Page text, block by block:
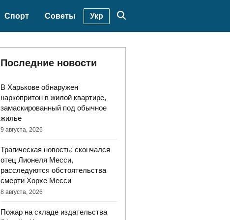
Спорт Советы Укр
Последние новости
В Харькове обнаружен
наркопритон в жилой квартире,
замаскированный под обычное
жилье
9 августа, 2026
Трагическая новость: скончался
отец Лионеля Месси,
расследуются обстоятельства
смерти Хорхе Месси
8 августа, 2026
Пожар на складе издательства